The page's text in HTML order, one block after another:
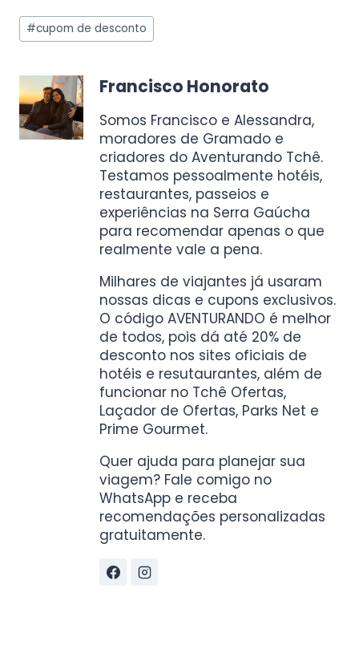
#cupom de desconto
Francisco Honorato
Somos Francisco e Alessandra,
moradores de Gramado e
criadores do Aventurando Tchê.
Testamos pessoalmente hotéis,
restaurantes, passeios e
experiências na Serra Gaúcha
para recomendar apenas o que
realmente vale a pena.
Milhares de viajantes já usaram
nossas dicas e cupons exclusivos.
O código AVENTURANDO é melhor
de todos, pois dá até 20% de
desconto nos sites oficiais de
hotéis e resutaurantes, além de
funcionar no Tchê Ofertas,
Laçador de Ofertas, Parks Net e
Prime Gourmet.
Quer ajuda para planejar sua
viagem? Fale comigo no
WhatsApp e receba
recomendações personalizadas
gratuitamente.